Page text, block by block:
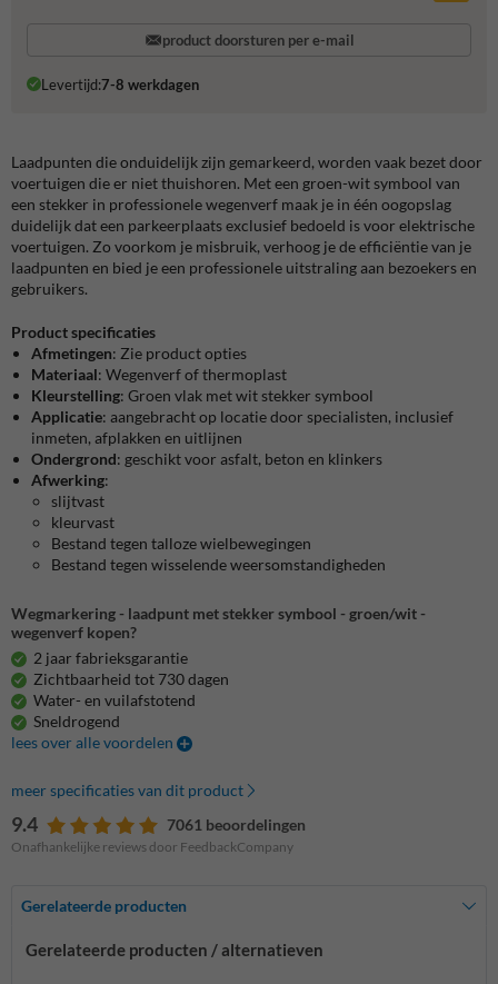
product doorsturen per e-mail
Levertijd:7-8 werkdagen
Laadpunten die onduidelijk zijn gemarkeerd, worden vaak bezet door
voertuigen die er niet thuishoren. Met een groen-wit symbool van
een stekker in professionele wegenverf maak je in één oogopslag
duidelijk dat een parkeerplaats exclusief bedoeld is voor elektrische
voertuigen. Zo voorkom je misbruik, verhoog je de efficiëntie van je
laadpunten en bied je een professionele uitstraling aan bezoekers en
gebruikers.
Product specificaties
Afmetingen: Zie product opties
Materiaal: Wegenverf of thermoplast
Kleurstelling: Groen vlak met wit stekker symbool
Applicatie: aangebracht op locatie door specialisten, inclusief
inmeten, afplakken en uitlijnen
Ondergrond: geschikt voor asfalt, beton en klinkers
Afwerking:
slijtvast
kleurvast
Bestand tegen talloze wielbewegingen
Bestand tegen wisselende weersomstandigheden
Wegmarkering - laadpunt met stekker symbool - groen/wit -
wegenverf kopen?
2 jaar fabrieksgarantie
Zichtbaarheid tot 730 dagen
Water- en vuilafstotend
Sneldrogend
lees over alle voordelen
meer specificaties van dit product
9.4 7061 beoordelingen
Onafhankelijke reviews door FeedbackCompany
Gerelateerde producten
Gerelateerde producten / alternatieven